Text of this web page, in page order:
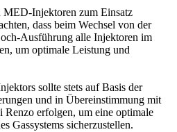
MED-Injektoren zum Einsatz
dass beim Wechsel von der
Ausführung alle Injektoren im
um optimale Leistung und
sollte stets auf Basis der
und in Übereinstimmung mit
erfolgen, um eine optimale
Gassystems sicherzustellen.